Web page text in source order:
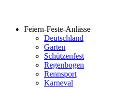
Feiern-Feste-Anlässe
Deutschland
Garten
Schützenfest
Regenbogen
Rennsport
Karneval